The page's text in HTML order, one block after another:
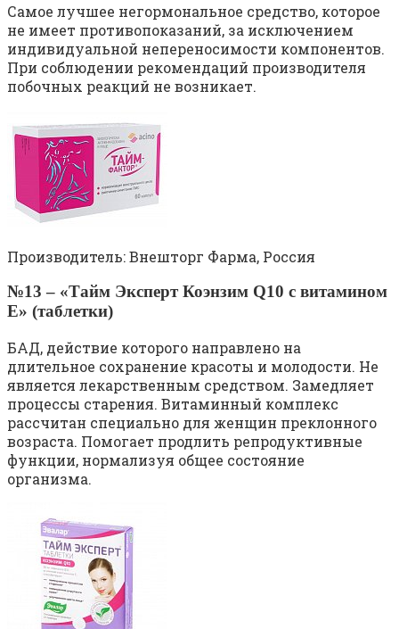
Самое лучшее негормональное средство, которое
не имеет противопоказаний, за исключением
индивидуальной непереносимости компонентов.
При соблюдении рекомендаций производителя
побочных реакций не возникает.
Производитель: Внешторг Фарма, Россия
№13 – «Тайм Эксперт Коэнзим Q10 с витамином
Е» (таблетки)
БАД, действие которого направлено на
длительное сохранение красоты и молодости. Не
является лекарственным средством. Замедляет
процессы старения. Витаминный комплекс
рассчитан специально для женщин преклонного
возраста. Помогает продлить репродуктивные
функции, нормализуя общее состояние
организма.